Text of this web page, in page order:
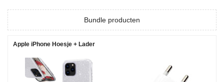
Bundle producten
Apple iPhone Hoesje + Lader